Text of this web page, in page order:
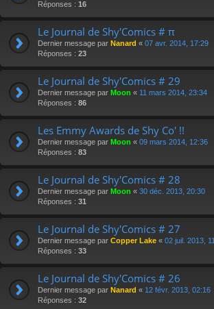
Réponses : 16
Le Journal de Shy'Comics # π
Dernier message par Nanard « 07 avr. 2014, 17:29
Réponses : 23
Le Journal de Shy'Comics # 29
Dernier message par Moon « 11 mars 2014, 23:34
Réponses : 86
Les Emmy Awards de Shy Co' !!
Dernier message par Moon « 09 mars 2014, 12:36
Réponses : 83
Le Journal de Shy'Comics # 28
Dernier message par Moon « 30 déc. 2013, 20:30
Réponses : 31
Le Journal de Shy'Comics # 27
Dernier message par Copper Lake « 02 juil. 2013,
Réponses : 33
Le Journal de Shy'Comics # 26
Dernier message par Nanard « 12 févr. 2013, 02:16
Réponses : 32